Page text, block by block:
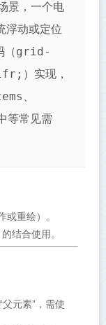
景，一个电
浮动或定位
（grid-
）实现，
等常见需
重绘）。
结合使用。
父元素”，需使